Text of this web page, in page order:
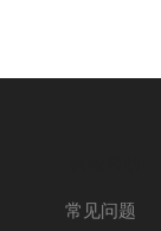
常见问题